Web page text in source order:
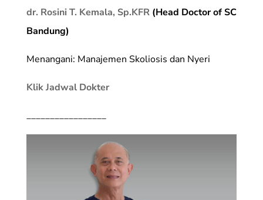
dr. Rosini T. Kemala, Sp.KFR(Head Doctor of SC
Bandung)
Menangani: Manajemen Skoliosis dan Nyeri
Klik Jadwal Dokter
_________________